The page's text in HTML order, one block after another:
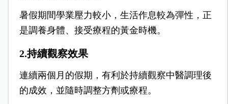
暑假期間學業壓力較小，生活作息較為彈性，正
是調養身體、接受療程的黃金時機。
2.持續觀察效果
連續兩個月的假期，有利於持續觀察中醫調理後
的成效，並隨時調整方劑或療程。